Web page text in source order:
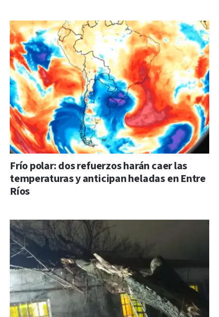
Frío polar: dos refuerzos harán caer las
temperaturas y anticipan heladas en Entre
Ríos